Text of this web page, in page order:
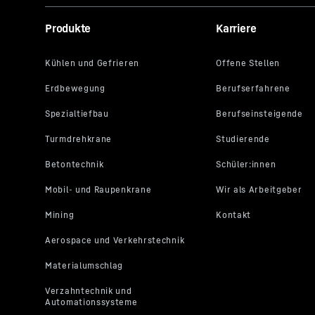
Daten,
Indem Sie
jedem
damit auch
einwilligen.
Erteilte
Produkte Karriere